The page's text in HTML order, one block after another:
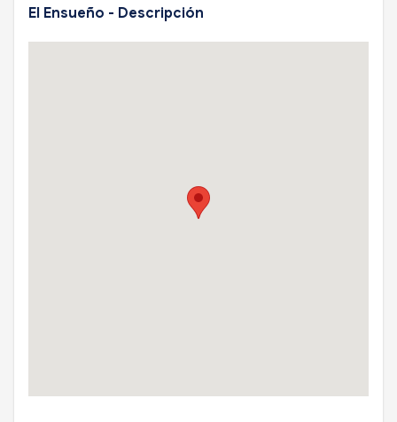
El Ensueño - Descripción